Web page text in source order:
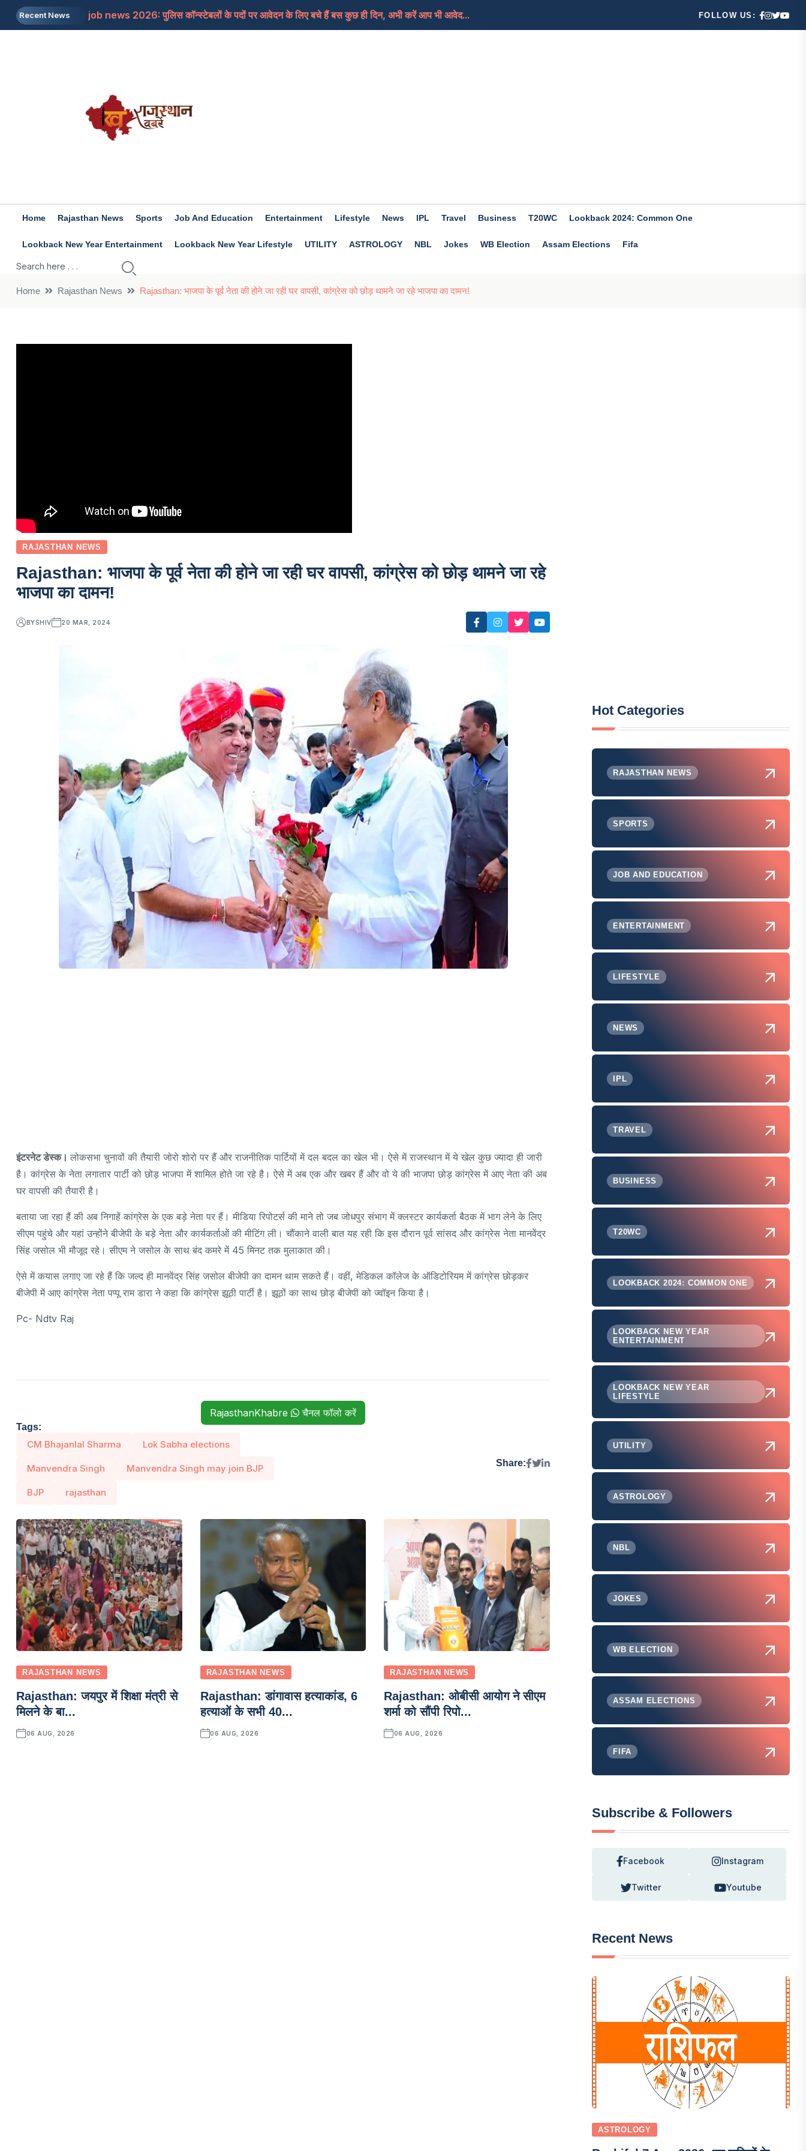
Recent News
job news 2026: पुलिस कॉन्स्टेबलों के पदों पर आवेदन के लिए बचे हैं बस कुछ ही दिन, अभी करें आप भी आवेद...
Rashifal 7 aug 2026: इन राशियों के जातकों के लिए मिला जुला होगा दिन, मिलेगी आपको सफलता, जाने क्या कह...
FOLLOW US:
Home Rajasthan News Sports Job And Education Entertainment Lifestyle News IPL Travel Business T20WC Lookback 2024: Common One
Lookback New Year Entertainment Lookback New Year Lifestyle UTILITY ASTROLOGY NBL Jokes WB Election Assam Elections Fifa
Home Rajasthan News Rajasthan: भाजपा के पूर्व नेता की होने जा रही घर वापसी, कांग्रेस को छोड़ थामने जा रहे भाजपा का दामन!
RAJASTHAN NEWS
Rajasthan: भाजपा के पूर्व नेता की होने जा रही घर वापसी, कांग्रेस को छोड़ थामने जा रहे
भाजपा का दामन!
BYSHIV 20 MAR, 2024
इंटरनेट डेस्क। लोकसभा चुनावों की तैयारी जोरो शोरो पर हैं और राजनीतिक पार्टियों में दल बदल का खेल भी। ऐसे में राजस्थान में ये खेल कुछ ज्यादा ही जारी
है। कांग्रेस के नेता लगातार पार्टी को छोड़ भाजपा में शामिल होते जा रहे है। ऐसे में अब एक और खबर हैं और वो ये की भाजपा छोड़ कांग्रेस में आए नेता की अब
घर वापसी की तैयारी है।
बताया जा रहा हैं की अब निगाहें कांग्रेस के एक बड़े नेता पर हैं। मीडिया रिपोटर्स की माने तो जब जोधपुर संभाग में क्लस्टर कार्यकर्ता बैठक में भाग लेने के लिए
सीएम पहुंचे और यहां उन्होंने बीजेपी के बड़े नेता और कार्यकर्ताओं की मीटिंग ली। चौंकाने वाली बात यह रही कि इस दौरान पूर्व सांसद और कांग्रेस नेता मानवेंद्र
सिंह जसोल भी मौजूद रहे। सीएम ने जसोल के साथ बंद कमरे में 45 मिनट तक मुलाकात की।
ऐसे में कयास लगाए जा रहे हैं कि जल्द ही मानवेंद्र सिंह जसोल बीजेपी का दामन थाम सकते हैं। वहीं, मेडिकल कॉलेज के ऑडिटोरियम में कांग्रेस छोड़कर
बीजेपी में आए कांग्रेस नेता पप्पू राम डारा ने कहा कि कांग्रेस झूठी पार्टी है। झूठों का साथ छोड़ बीजेपी को ज्वॉइन किया है।
Pc- Ndtv Raj
RajasthanKhabre चैनल फॉलो करें
Tags:
CM Bhajanlal Sharma Lok Sabha elections
Manvendra Singh Manvendra Singh may join BJP
BJP rajasthan
Share:
RAJASTHAN NEWS
Rajasthan: जयपुर में शिक्षा मंत्री से
मिलने के बा...
06 AUG, 2026
RAJASTHAN NEWS
Rajasthan: डांगावास हत्याकांड, 6
हत्याओं के सभी 40...
06 AUG, 2026
RAJASTHAN NEWS
Rajasthan: ओबीसी आयोग ने सीएम
शर्मा को सौंपी रिपो...
06 AUG, 2026
Hot Categories
RAJASTHAN NEWS
SPORTS
JOB AND EDUCATION
ENTERTAINMENT
LIFESTYLE
NEWS
IPL
TRAVEL
BUSINESS
T20WC
LOOKBACK 2024: COMMON ONE
LOOKBACK NEW YEAR
ENTERTAINMENT
LOOKBACK NEW YEAR
LIFESTYLE
UTILITY
ASTROLOGY
NBL
JOKES
WB ELECTION
ASSAM ELECTIONS
FIFA
Subscribe & Followers
Facebook Instagram
Twitter Youtube
Recent News
ASTROLOGY